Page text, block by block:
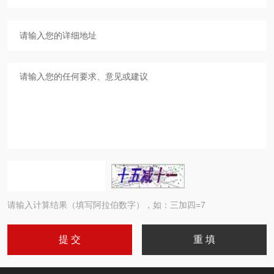
请输入计算结果（填写阿拉伯数字），如：三加四=7